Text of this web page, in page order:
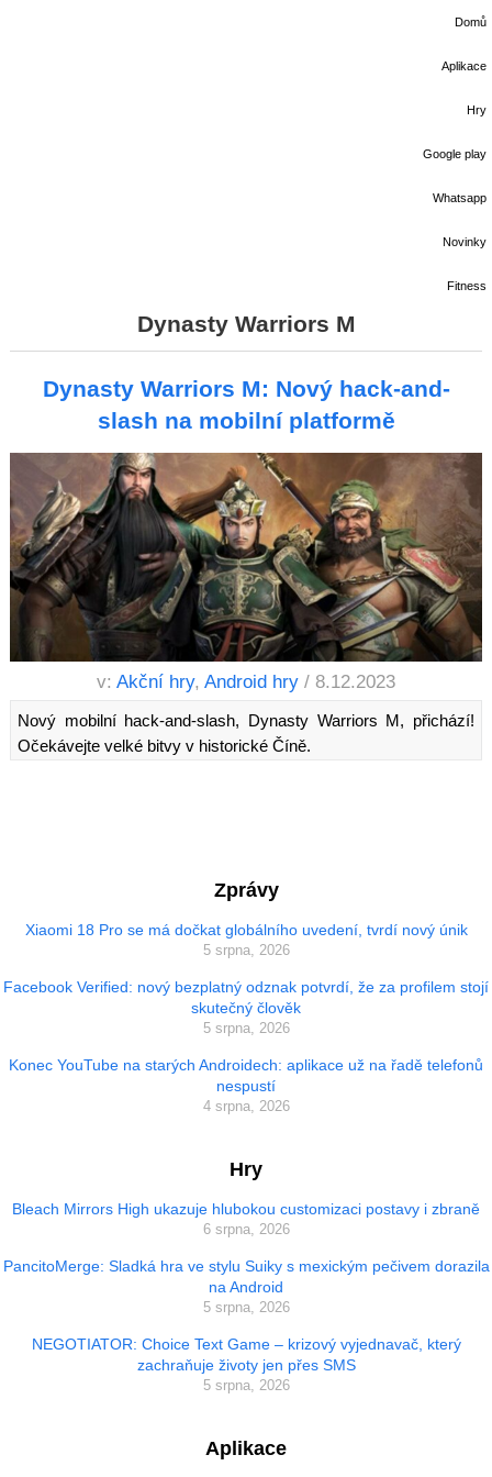
Domů
Aplikace
Hry
Google play
Whatsapp
Novinky
Fitness
Dynasty Warriors M
Dynasty Warriors M: Nový hack-and-
slash na mobilní platformě
v: Akční hry, Android hry / 8.12.2023
Nový mobilní hack-and-slash, Dynasty Warriors M, přichází!
Očekávejte velké bitvy v historické Číně.
Zprávy
Xiaomi 18 Pro se má dočkat globálního uvedení, tvrdí nový únik
5 srpna, 2026
Facebook Verified: nový bezplatný odznak potvrdí, že za profilem stojí
skutečný člověk
5 srpna, 2026
Konec YouTube na starých Androidech: aplikace už na řadě telefonů
nespustí
4 srpna, 2026
Hry
Bleach Mirrors High ukazuje hlubokou customizaci postavy i zbraně
6 srpna, 2026
PancitoMerge: Sladká hra ve stylu Suiky s mexickým pečivem dorazila
na Android
5 srpna, 2026
NEGOTIATOR: Choice Text Game – krizový vyjednavač, který
zachraňuje životy jen přes SMS
5 srpna, 2026
Aplikace